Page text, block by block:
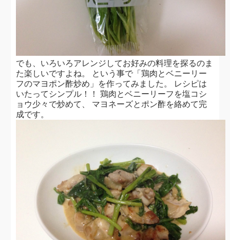
でも、いろいろアレンジしてお好みの料理を探るのま
た楽しいですよね。 という事で「鶏肉とベニーリー
フのマヨポン酢炒め」を作ってみました。 レシピは
いたってシンプル！！ 鶏肉とベニーリーフを塩コシ
ョウ少々で炒めて、 マヨネーズとポン酢を絡めて完
成です。